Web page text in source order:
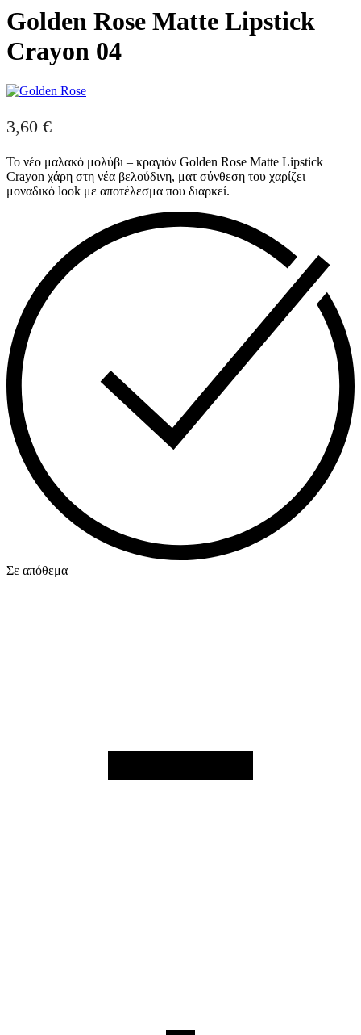
Golden Rose Matte Lipstick
Crayon 04
3,60 €
Το νέο μαλακό μολύβι – κραγιόν Golden Rose Matte Lipstick
Crayon χάρη στη νέα βελούδινη, ματ σύνθεση του χαρίζει
μοναδικό look με αποτέλεσμα που διαρκεί.
Σε απόθεμα